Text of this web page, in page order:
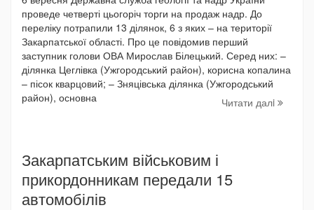
проведе четверті цьогоріч торги на продаж надр. До
переліку потрапили 13 ділянок, 6 з яких – на території
Закарпатської області. Про це повідомив перший
заступник голови ОВА Мирослав Білецький. Серед них: –
ділянка Цеглівка (Ужгородський район), корисна копалина
– пісок кварцовий; – Зняцівська ділянка (Ужгородський
район), основна
Читати далi
Закарпатським військовим і
прикордонникам передали 15
автомобілів